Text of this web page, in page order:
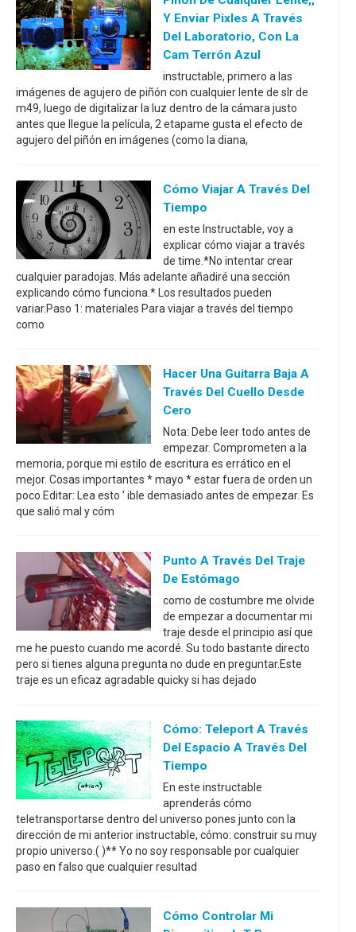
Y Enviar Pixles A Través
Del Laboratorio, Con La
Cam Terrón Azul
instructable, primero a las
imágenes de agujero de piñón con cualquier lente de slr de
m49, luego de digitalizar la luz dentro de la cámara justo
antes que llegue la película, 2 etapame gusta el efecto de
agujero del piñón en imágenes (como la diana,
Cómo Viajar A Través Del
Tiempo
en este Instructable, voy a
explicar cómo viajar a través
de time.*No intentar crear
cualquier paradojas. Más adelante añadiré una sección
explicando cómo funciona.* Los resultados pueden
variar.Paso 1: materiales Para viajar a través del tiempo
como
Hacer Una Guitarra Baja A
Través Del Cuello Desde
Cero
Nota: Debe leer todo antes de
empezar. Comprometen a la
memoria, porque mi estilo de escritura es errático en el
mejor. Cosas importantes * mayo * estar fuera de orden un
poco.Editar: Lea esto ' ible demasiado antes de empezar. Es
que salió mal y cóm
Punto A Través Del Traje
De Estómago
como de costumbre me olvide
de empezar a documentar mi
traje desde el principio así que
me he puesto cuando me acordé. Su todo bastante directo
pero si tienes alguna pregunta no dude en preguntar.Este
traje es un eficaz agradable quicky si has dejado
Cómo: Teleport A Través
Del Espacio A Través Del
Tiempo
En este instructable
aprenderás cómo
teletransportarse dentro del universo pones junto con la
dirección de mi anterior instructable, cómo: construir su muy
propio universo.( )** Yo no soy responsable por cualquier
paso en falso que cualquier resultad
Cómo Controlar Mi